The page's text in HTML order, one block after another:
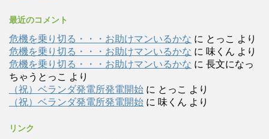
最近のコメント
危機を乗り切る・・・お助けマンいるかな に とっこ より
危機を乗り切る・・・お助けマンいるかな に 味くん より
危機を乗り切る・・・お助けマンいるかな に 長文になっ
ちゃうとっこ より
（祝）ベランダ発電所発電開始 に とっこ より
（祝）ベランダ発電所発電開始 に 味くん より
リンク